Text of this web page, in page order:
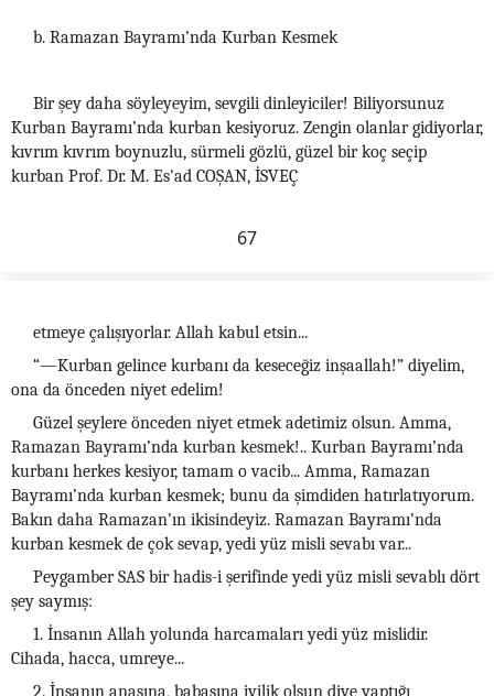
b. Ramazan Bayramı’nda Kurban Kesmek
Bir şey daha söyleyeyim, sevgili dinleyiciler! Biliyorsunuz
Kurban Bayramı’nda kurban kesiyoruz. Zengin olanlar gidiyorlar,
kıvrım kıvrım boynuzlu, sürmeli gözlü, güzel bir koç seçip
kurban Prof. Dr. M. Es'ad COŞAN, İSVEÇ
67
etmeye çalışıyorlar. Allah kabul etsin...
“—Kurban gelince kurbanı da keseceğiz inşaallah!” diyelim,
ona da önceden niyet edelim!
Güzel şeylere önceden niyet etmek adetimiz olsun. Amma,
Ramazan Bayramı’nda kurban kesmek!.. Kurban Bayramı’nda
kurbanı herkes kesiyor, tamam o vacib... Amma, Ramazan
Bayramı’nda kurban kesmek; bunu da şimdiden hatırlatıyorum.
Bakın daha Ramazan’ın ikisindeyiz. Ramazan Bayramı’nda
kurban kesmek de çok sevap, yedi yüz misli sevabı var...
Peygamber SAS bir hadis-i şerifinde yedi yüz misli sevablı dört
şey saymış:
1. İnsanın Allah yolunda harcamaları yedi yüz mislidir.
Cihada, hacca, umreye...
2. İnsanın anasına, babasına iyilik olsun diye yaptığı